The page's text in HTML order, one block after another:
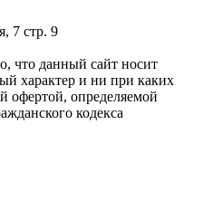
7 стр. 9
что данный сайт носит
характер и ни при каких
офертой, определяемой
кодекса